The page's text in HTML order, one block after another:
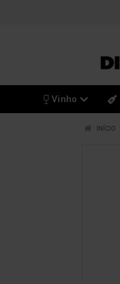
Vinho
INÍCIO